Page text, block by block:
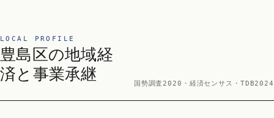
LOCAL PROFILE
豊島区の地域経
済と事業承継
国勢調査2020・経済センサス・TDB2024